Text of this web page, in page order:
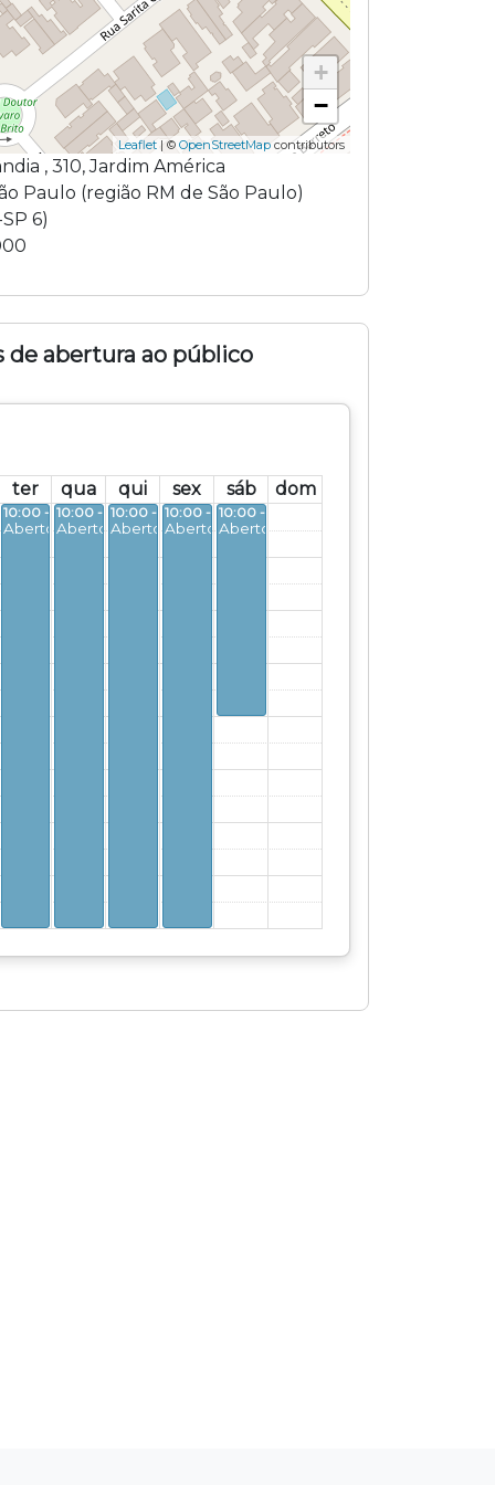
+
−
Leaflet | © OpenStreetMap contributors
, 310,Jardim América
Paulo (região RM de São Paulo)
6)
de abertura ao público
ter qua qui sex sáb dom
10:00 - 18:00
Aberto
10:00 - 18:00
Aberto
10:00 - 18:00
Aberto
10:00 - 18:00
Aberto
10:00 - 14:00
Aberto